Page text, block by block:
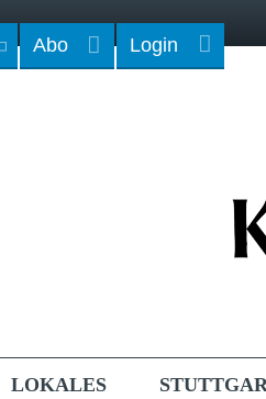
Abo Login
LOKALES